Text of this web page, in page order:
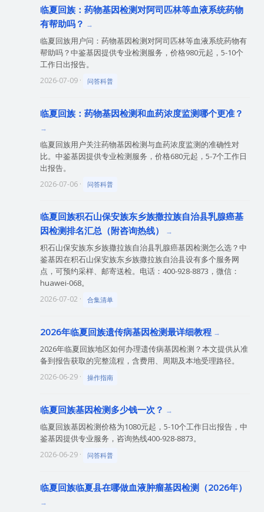
临夏回族：药物基因检测对阿司匹林等血液系统药物
有帮助吗？
临夏回族用户问：药物基因检测对阿司匹林等血液系统药物有
帮助吗？中鉴基因提供专业检测服务，价格980元起，5-10个
工作日出报告。
2026-07-09 · 问答科普
临夏回族：药物基因检测和血药浓度监测哪个更准？
临夏回族用户关注药物基因检测与血药浓度监测的准确性对
比。中鉴基因提供专业检测服务，价格680元起，5-7个工作日
出报告。
2026-07-06 · 问答科普
临夏回族积石山保安族东乡族撒拉族自治县乳腺癌基
因检测排名汇总（附咨询热线）
积石山保安族东乡族撒拉族自治县乳腺癌基因检测怎么选？中
鉴基因在积石山保安族东乡族撒拉族自治县设有多个服务网
点，可预约采样、邮寄送检。电话：400-928-8873，微信：
huawei-068。
2026-07-02 · 合集清单
2026年临夏回族遗传病基因检测最详细教程
2026年临夏回族地区如何办理遗传病基因检测？本文提供从准
备到报告获取的完整流程，含费用、周期及本地受理路径。
2026-06-29 · 操作指南
临夏回族基因检测多少钱一次？
临夏回族基因检测价格为1080元起，5-10个工作日出报告，中
鉴基因提供专业服务，咨询热线400-928-8873。
2026-06-29 · 问答科普
临夏回族临夏县在哪做血液肿瘤基因检测（2026年）